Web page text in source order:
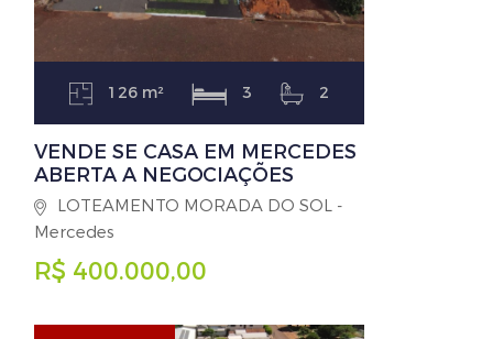
126 m² 3 2
VENDE SE CASA EM MERCEDES
ABERTA A NEGOCIAÇÕES
LOTEAMENTO MORADA DO SOL -
Mercedes
R$ 400.000,00